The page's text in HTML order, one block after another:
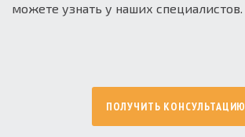
можете узнать у наших специалистов.
ПОЛУЧИТЬ КОНСУЛЬТАЦИЮ